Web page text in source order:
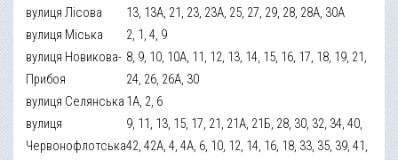
вулиця Лісова
13, 13А, 21, 23, 23А, 25, 27, 29, 28, 28А, 30А
вулиця Міська
2, 1, 4, 9
вулиця Новикова-
Прибоя
8, 9, 10, 10А, 11, 12, 13, 14, 15, 16, 17, 18, 19, 21,
24, 26, 26А, 30
вулиця Селянська 1А, 2, 6
вулиця
Червонофлотська
9, 11, 13, 15, 17, 21, 21А, 21Б, 28, 30, 32, 34, 40,
42, 42А, 4, 4А, 6, 10, 12, 14, 16, 18, 33, 35, 39, 41,